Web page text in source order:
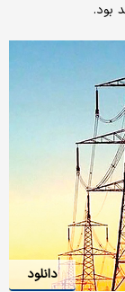
بود.
دانلود